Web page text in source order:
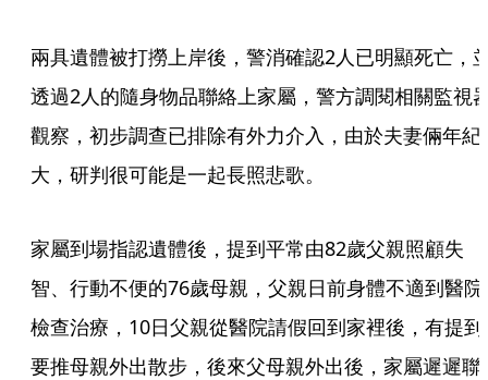
兩具遺體被打撈上岸後，警消確認2人已明顯死亡，
透過2人的隨身物品聯絡上家屬，警方調閱相關監視
觀察，初步調查已排除有外力介入，由於夫妻倆年紀
大，研判很可能是一起長照悲歌。
家屬到場指認遺體後，提到平常由82歲父親照顧失
智、行動不便的76歲母親，父親日前身體不適到醫院
檢查治療，10日父親從醫院請假回到家裡後，有提到
要推母親外出散步，後來父母親外出後，家屬遲遲聯